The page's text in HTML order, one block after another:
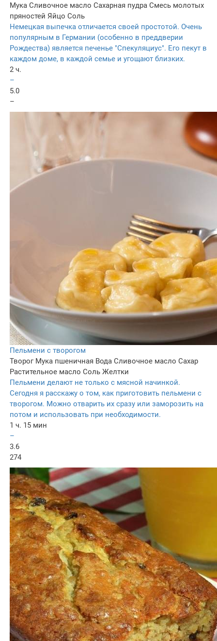
Мука Сливочное масло Сахарная пудра Смесь молотых
пряностей Яйцо Соль
Немецкая выпечка отличается своей простотой. Очень
популярным в Германии (особенно в преддверии
Рождества) является печенье "Спекуляциус". Его пекут в
каждом доме, в каждой семье и угощают близких.
2 ч.
–
5.0
–
Пельмени с творогом
Творог Мука пшеничная Вода Сливочное масло Сахар
Растительное масло Соль Желтки
Пельмени делают не только с мясной начинкой.
Сегодня я расскажу о том, как приготовить пельмени с
творогом. Можно отварить их сразу или заморозить на
потом и использовать при необходимости.
1 ч. 15 мин
–
3.6
274